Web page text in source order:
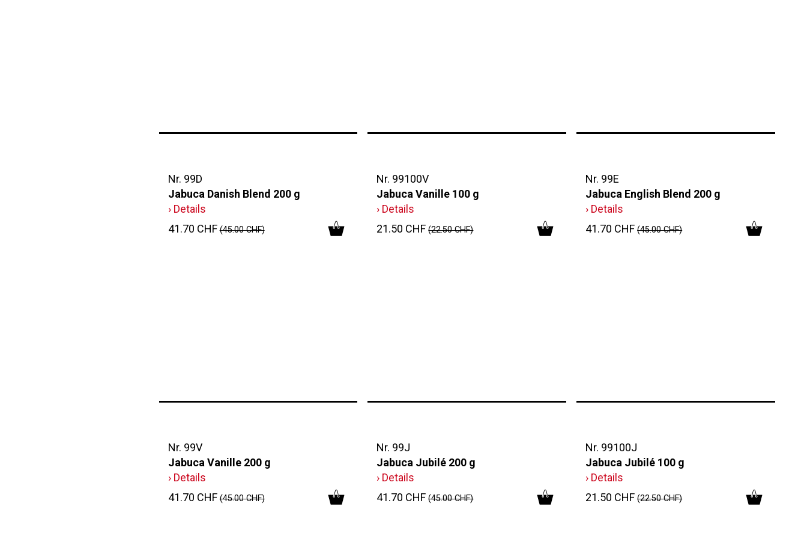
Nr. 99D
Jabuca Danish Blend 200 g
› Details
41.70 CHF(45.00 CHF)
Nr. 99100V
Jabuca Vanille 100 g
› Details
21.50 CHF(22.50 CHF)
Nr. 99E
Jabuca English Blend 200 g
› Details
41.70 CHF(45.00 CHF)
Nr. 99V
Jabuca Vanille 200 g
› Details
41.70 CHF(45.00 CHF)
Nr. 99J
Jabuca Jubilé 200 g
› Details
41.70 CHF(45.00 CHF)
Nr. 99100J
Jabuca Jubilé 100 g
› Details
21.50 CHF(22.50 CHF)